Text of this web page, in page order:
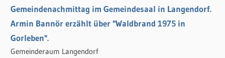
Gemeindenachmittag im Gemeindesaal in Langendorf.
Armin Bannör erzählt über "Waldbrand 1975 in
Gorleben".
Gemeinderaum Langendorf